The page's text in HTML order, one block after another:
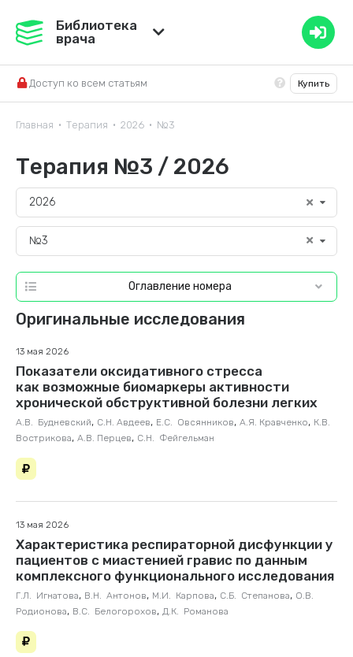
Медвестник
Справочник ЛС
Библиотека
врача
Доступ ко всем статьям Купить
Главная • Терапия • 2026 • №3
Терапия №3 / 2026
2026
№3
Оглавление номера
Оригинальные исследования
13 мая 2026
Показатели оксидативного стресса
как возможные биомаркеры активности
хронической обструктивной болезни легких
А.В. Будневский, С.Н. Авдеев, Е.С. Овсянников, А.Я. Кравченко, К.В.
Вострикова, А.В. Перцев, С.Н. Фейгельман
13 мая 2026
Характеристика респираторной дисфункции у
пациентов с миастенией гравис по данным
комплексного функционального исследования
Г.Л. Игнатова, В.Н. Антонов, М.И. Карпова, С.Б. Степанова, О.В.
Родионова, В.С. Белогорохов, Д.К. Романова